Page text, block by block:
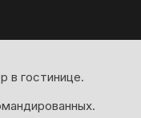
в гостинице.